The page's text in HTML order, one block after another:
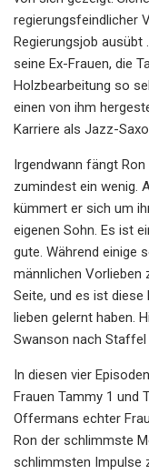
regierungsfeindlicher
Regierungsjob ausübt
seine Ex-Frauen, die
Holzbearbeitung so
einen von ihm
Karriere als Jazz-
Irgendwann fängt
zumindest ein wenig.
kümmert er sich um
eigenen Sohn. Es ist
gute. Während einige
männlichen Vorlieben
Seite, und es ist diese
lieben gelernt haben.
Swanson nach Staffel
In diesen vier
Frauen Tammy 1 und
Offermans echter
Ron der schlimmste
schlimmsten Impulse